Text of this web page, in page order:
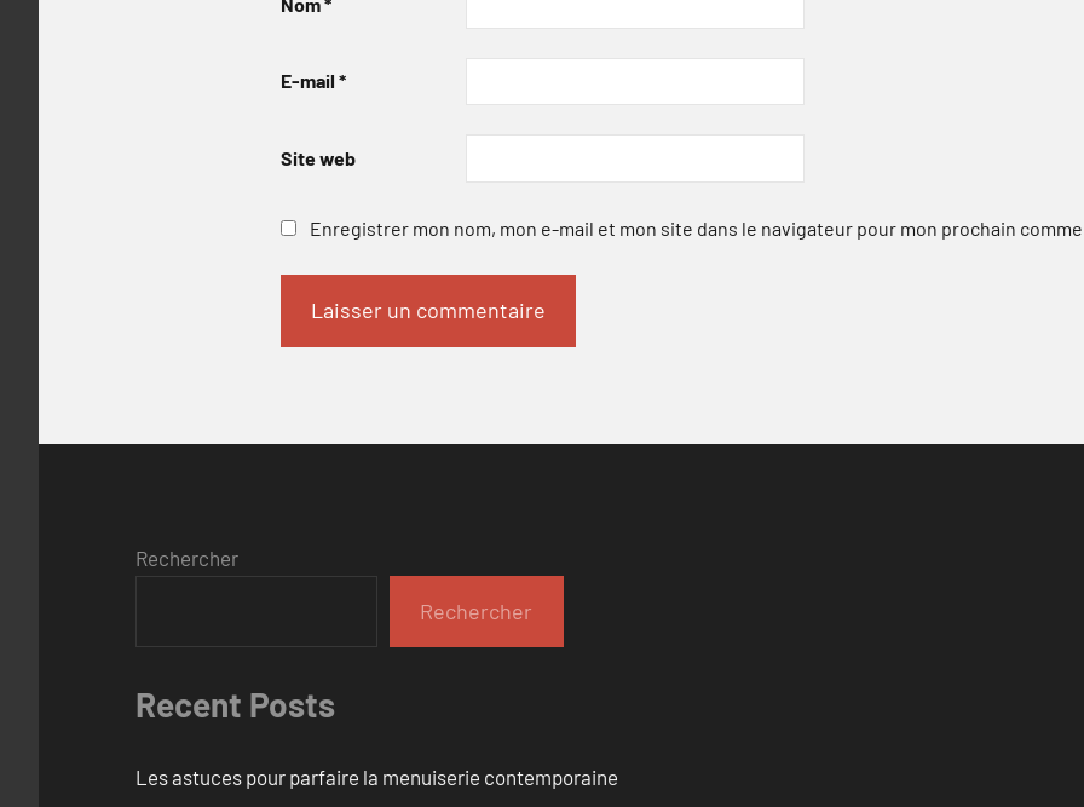
E-mail *
Site web
Enregistrer mon nom, mon e-mail et mon site dans le navigateur pour mon prochain
Rechercher
Rechercher
Recent Posts
Les astuces pour parfaire la menuiserie contemporaine